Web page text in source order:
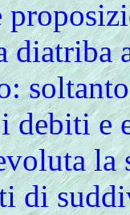
diatriba
debiti e
la
di